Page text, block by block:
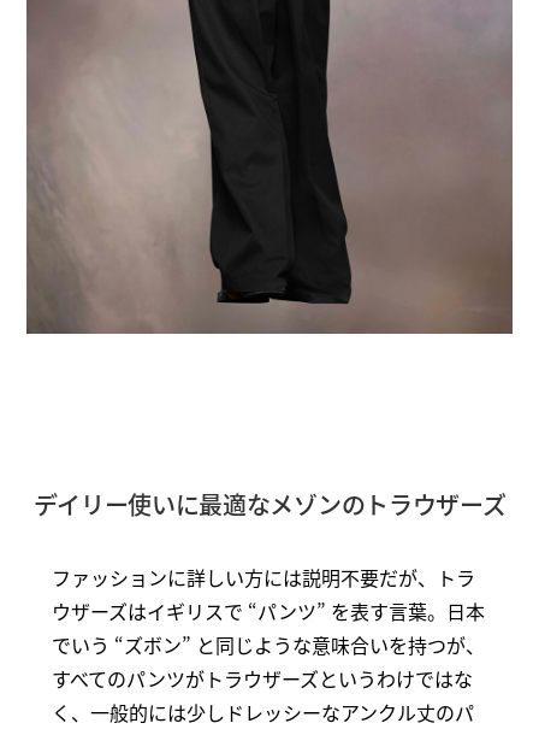
デイリー使いに最適なメゾンのトラウザーズ
ファッションに詳しい方には説明不要だが、トラ
ウザーズはイギリスで “パンツ” を表す言葉。日本
でいう “ズボン” と同じような意味合いを持つが、
すべてのパンツがトラウザーズというわけではな
く、一般的には少しドレッシーなアンクル丈のパ